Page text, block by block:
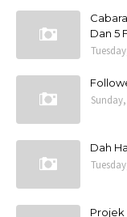
Dan 5
Dah
Projek